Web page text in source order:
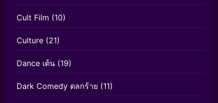
Cult Film (10)
Culture (21)
Dance เต้น (19)
Dark Comedy ตลกร้าย (11)